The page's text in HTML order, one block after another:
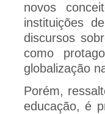
novos
instituições
discursos
como
globalização
Porém,
educação, é